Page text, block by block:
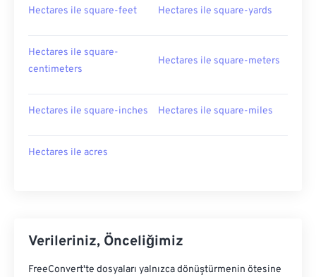
Hectares ile square-feet Hectares ile square-yards
Hectares ile square-
centimeters
Hectares ile square-meters
Hectares ile square-inches Hectares ile square-miles
Hectares ile acres
Verileriniz, Önceliğimiz
FreeConvert'te dosyaları yalnızca dönüştürmenin ötesine